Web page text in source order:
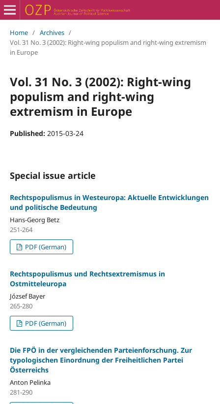
Home / Archives /
Vol. 31 No. 3 (2002): Right-wing populism and right-wing extremism
in Europe
Vol. 31 No. 3 (2002): Right-wing
populism and right-wing
extremism in Europe
Published: 2015-03-24
Special issue article
Rechtspopulismus in Westeuropa: Aktuelle Entwicklungen
und politische Bedeutung
Hans-Georg Betz
251-264
PDF (German)
Rechtspopulismus und Rechtsextremismus in
Ostmitteleuropa
József Bayer
265-280
PDF (German)
Die FPÖ in der vergleichenden Parteienforschung. Zur
typologischen Einordnung der Freiheitlichen Partei
Österreichs
Anton Pelinka
281-290